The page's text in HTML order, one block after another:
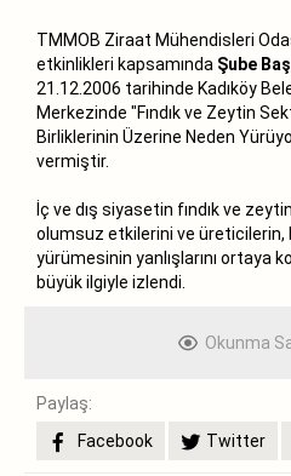
TMMOB Ziraat Mühendisleri
etkinlikleri kapsamında Şube
21.12.2006 tarihinde Kadıköy
Merkezinde "Fındık ve Zeytin
Birliklerinin Üzerine Neden
vermiştir.
İç ve dış siyasetin fındık ve
olumsuz etkilerini ve üreticilerin,
yürümesinin yanlışlarını ortaya
büyük ilgiyle izlendi.
Okunma
Paylaş:
Facebook
Twitter